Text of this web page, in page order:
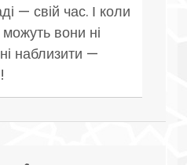
— свій час. І коли
вони ні
наблизити —